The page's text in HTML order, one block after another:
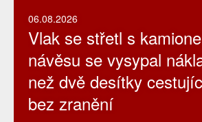
06.08.2026
Vlak se střetl s
návěsu se vysypal
než dvě desítky
bez zranění